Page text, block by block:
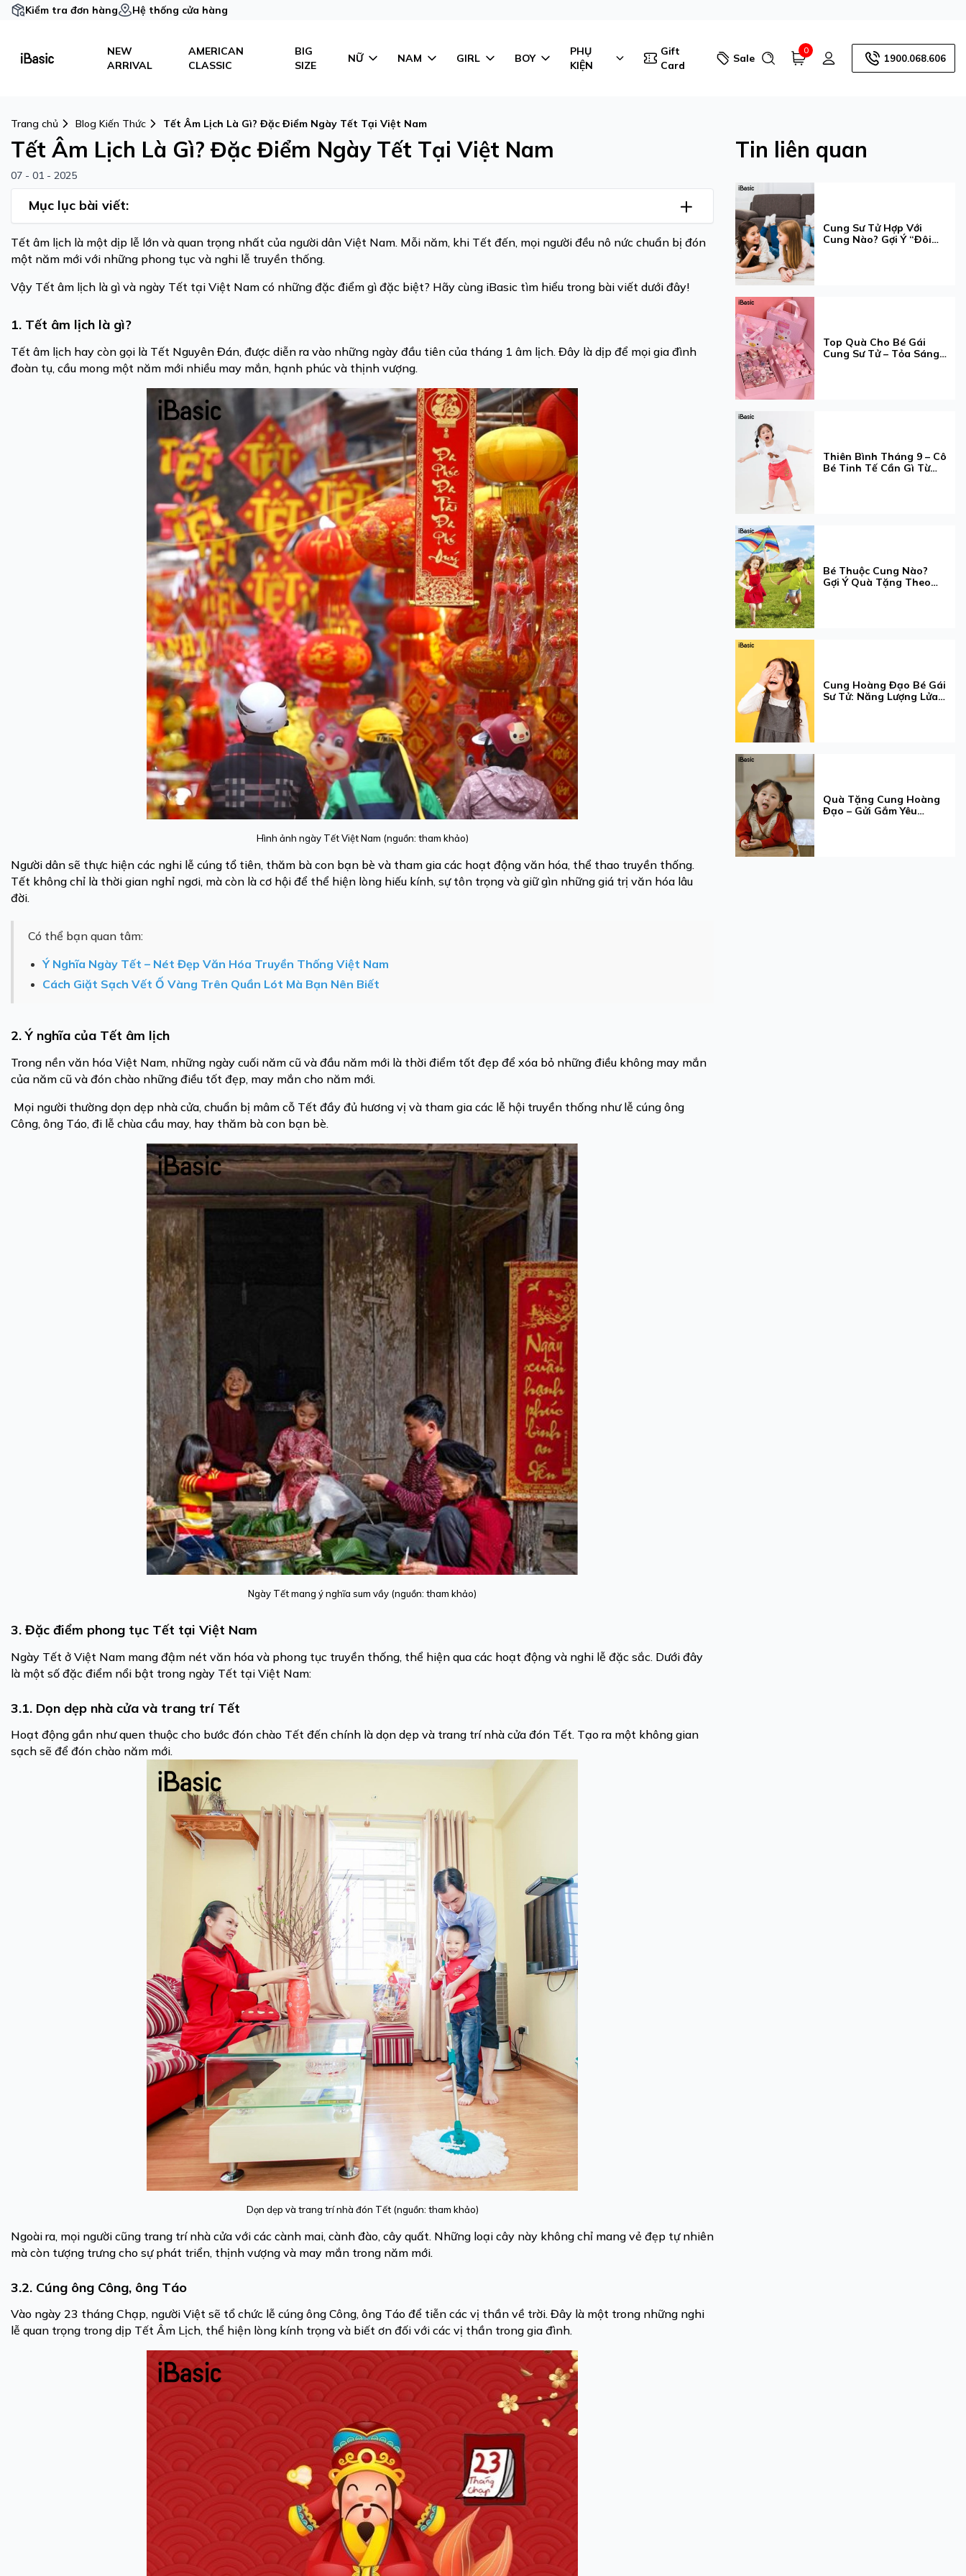
Kiểm tra đơn hàng Hệ thống cửa hàng
NEW
ARRIVAL
AMERICAN
CLASSIC
BIG
SIZE
NỮ NAM GIRL BOY
PHỤ
KIỆN
Gift
Card
Sale
0
1900.068.606
Trang chủ Blog Kiến Thức Tết Âm Lịch Là Gì? Đặc Điểm Ngày Tết Tại Việt Nam
Tết Âm Lịch Là Gì? Đặc Điểm Ngày Tết Tại Việt Nam
07 - 01 - 2025
Mục lục bài viết:
Tết âm lịch là một dịp lễ lớn và quan trọng nhất của người dân Việt Nam. Mỗi năm, khi Tết đến, mọi người đều nô nức chuẩn bị đón
một năm mới với những phong tục và nghi lễ truyền thống.
Vậy Tết âm lịch là gì và ngày Tết tại Việt Nam có những đặc điểm gì đặc biệt? Hãy cùng iBasic tìm hiểu trong bài viết dưới đây!
1. Tết âm lịch là gì?
Tết âm lịch hay còn gọi là Tết Nguyên Đán, được diễn ra vào những ngày đầu tiên của tháng 1 âm lịch. Đây là dịp để mọi gia đình
đoàn tụ, cầu mong một năm mới nhiều may mắn, hạnh phúc và thịnh vượng.
Hình ảnh ngày Tết Việt Nam (nguồn: tham khảo)
Người dân sẽ thực hiện các nghi lễ cúng tổ tiên, thăm bà con bạn bè và tham gia các hoạt động văn hóa, thể thao truyền thống.
Tết không chỉ là thời gian nghỉ ngơi, mà còn là cơ hội để thể hiện lòng hiếu kính, sự tôn trọng và giữ gìn những giá trị văn hóa lâu
đời.
Có thể bạn quan tâm:
Ý Nghĩa Ngày Tết – Nét Đẹp Văn Hóa Truyền Thống Việt Nam
Cách Giặt Sạch Vết Ố Vàng Trên Quần Lót Mà Bạn Nên Biết
2. Ý nghĩa của Tết âm lịch
Trong nền văn hóa Việt Nam, những ngày cuối năm cũ và đầu năm mới là thời điểm tốt đẹp để xóa bỏ những điều không may mắn
của năm cũ và đón chào những điều tốt đẹp, may mắn cho năm mới.
Mọi người thường dọn dẹp nhà cửa, chuẩn bị mâm cỗ Tết đầy đủ hương vị và tham gia các lễ hội truyền thống như lễ cúng ông
Công, ông Táo, đi lễ chùa cầu may, hay thăm bà con bạn bè.
Ngày Tết mang ý nghĩa sum vầy (nguồn: tham khảo)
3. Đặc điểm phong tục Tết tại Việt Nam
Ngày Tết ở Việt Nam mang đậm nét văn hóa và phong tục truyền thống, thể hiện qua các hoạt động và nghi lễ đặc sắc. Dưới đây
là một số đặc điểm nổi bật trong ngày Tết tại Việt Nam:
3.1. Dọn dẹp nhà cửa và trang trí Tết
Hoạt động gần như quen thuộc cho bước đón chào Tết đến chính là dọn dẹp và trang trí nhà cửa đón Tết. Tạo ra một không gian
sạch sẽ để đón chào năm mới.
Dọn dẹp và trang trí nhà đón Tết (nguồn: tham khảo)
Ngoài ra, mọi người cũng trang trí nhà cửa với các cành mai, cành đào, cây quất. Những loại cây này không chỉ mang vẻ đẹp tự nhiên
mà còn tượng trưng cho sự phát triển, thịnh vượng và may mắn trong năm mới.
3.2. Cúng ông Công, ông Táo
Vào ngày 23 tháng Chạp, người Việt sẽ tổ chức lễ cúng ông Công, ông Táo để tiễn các vị thần về trời. Đây là một trong những nghi
lễ quan trọng trong dịp Tết Âm Lịch, thể hiện lòng kính trọng và biết ơn đối với các vị thần trong gia đình.
Tin liên quan
Cung Sư Tử Hợp Với
Cung Nào? Gợi Ý “Đôi
Top Quà Cho Bé Gái
Cung Sư Tử – Tỏa Sáng
Thiên Bình Tháng 9 – Cô
Bé Tinh Tế Cần Gì Từ
Bé Thuộc Cung Nào?
Gợi Ý Quà Tặng Theo
Cung Hoàng Đạo Bé Gái
Sư Tử: Năng Lượng Lửa
Quà Tặng Cung Hoàng
Đạo – Gửi Gắm Yêu